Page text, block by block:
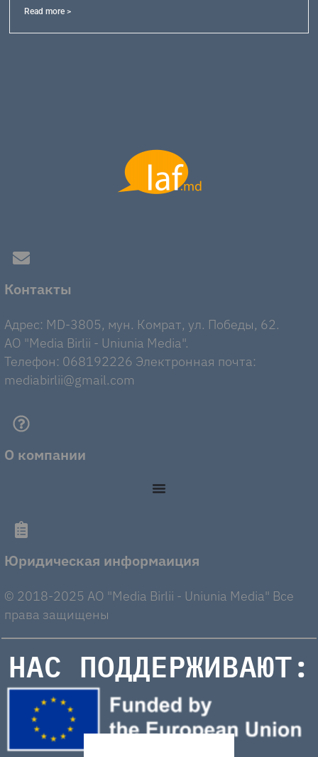
Read more >
Контакты
Адрес: MD-3805, мун. Комрат, ул. Победы, 62.
AO "Media Birlii - Uniunia Media".
Телефон: 068192226 Электронная почта:
mediabirlii@gmail.com
О компании
Юридическая информаиция
© 2018-2025 AO "Media Birlii - Uniunia Media" Все
права защищены
НАС ПОДДЕРЖИВАЮТ: